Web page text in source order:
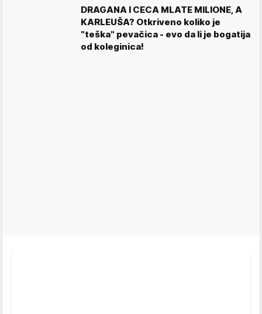
DRAGANA I CECA MLATE MILIONE, A
KARLEUŠA? Otkriveno koliko je
"teška" pevačica - evo da li je bogatija
od koleginica!